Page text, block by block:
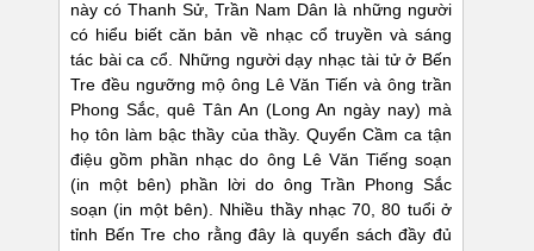
này có Thanh Sử, Trần Nam Dân là những người
có hiểu biết căn bản về nhạc cổ truyền và sáng
tác bài ca cổ. Những người dạy nhạc tài tử ở Bến
Tre đều ngưỡng mộ ông Lê Văn Tiến và ông trần
Phong Sắc, quê Tân An (Long An ngày nay) mà
họ tôn làm bậc thầy của thầy. Quyển Cầm ca tận
điệu gồm phần nhạc do ông Lê Văn Tiếng soạn
(in một bên) phần lời do ông Trần Phong Sắc
soạn (in một bên). Nhiều thầy nhạc 70, 80 tuổi ở
tỉnh Bến Tre cho rằng đây là quyển sách đầy đủ